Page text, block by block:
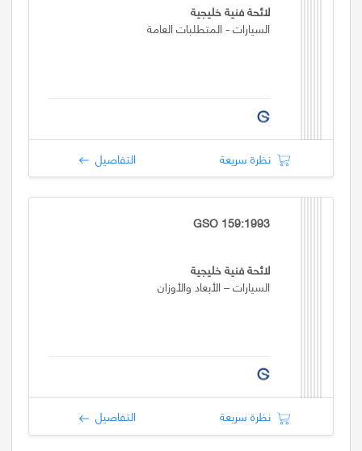
لائحة فنية خليجية
السيارات - المتطلبات العامة
نظرة سريعة التفاصيل
GSO 159:1993
لائحة فنية خليجية
السيارات – الأبعاد والأوزان
نظرة سريعة التفاصيل